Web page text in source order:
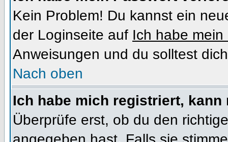
Kein Problem! Du kannst ein
der Loginseite auf Ich habe
Anweisungen und du solltest
Nach oben
Ich habe mich registriert,
Überprüfe erst, ob du den